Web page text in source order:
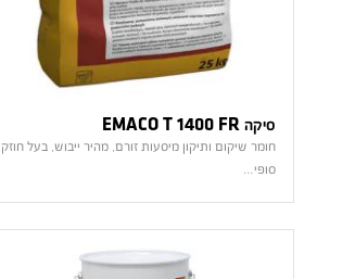
סיקה EMACO T 1400 FR
חומר שיקום ותיקון מיסעות זורם, מהיר ייבוש, בעל חוזק
סופי…